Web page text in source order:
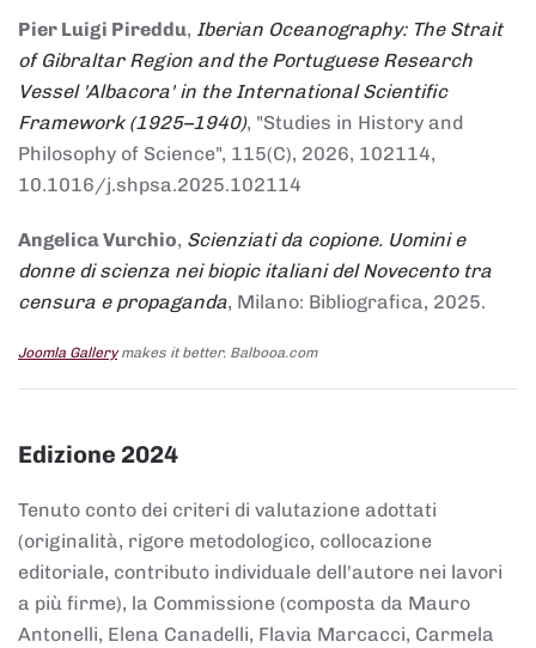
Pier Luigi Pireddu, Iberian Oceanography: The Strait
of Gibraltar Region and the Portuguese Research
Vessel 'Albacora' in the International Scientific
Framework (1925–1940), "Studies in History and
Philosophy of Science", 115(C), 2026, 102114,
10.1016/j.shpsa.2025.102114
Angelica Vurchio, Scienziati da copione. Uomini e
donne di scienza nei biopic italiani del Novecento tra
censura e propaganda, Milano: Bibliografica, 2025.
Joomla Gallerymakes it better. Balbooa.com
Edizione 2024
Tenuto conto dei criteri di valutazione adottati
(originalità, rigore metodologico, collocazione
editoriale, contributo individuale dell'autore nei lavori
a più firme), la Commissione (composta da Mauro
Antonelli, Elena Canadelli, Flavia Marcacci, Carmela